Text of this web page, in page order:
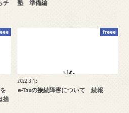
チ
塾 準備編
捨
freee
2022.3.15
e-Taxの接続障害について 続報